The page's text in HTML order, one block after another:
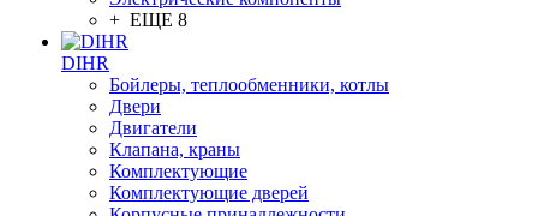
+ ЕЩЕ 8
DIHR
Бойлеры, теплообменники, котлы
Двери
Двигатели
Клапана, краны
Комплектующие
Комплектующие дверей